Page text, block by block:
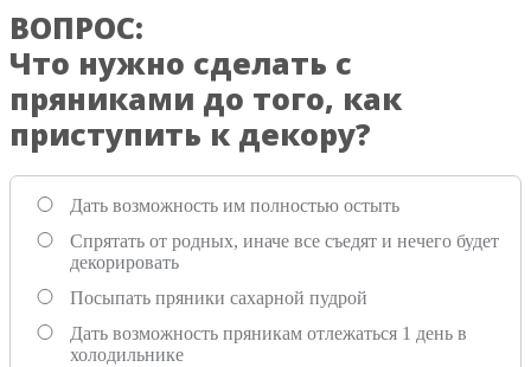
ВОПРОС:
Что нужно сделать с
пряниками до того, как
приступить к декору?
Дать возможность им полностью остыть
Спрятать от родных, иначе все съедят и нечего будет
декорировать
Посыпать пряники сахарной пудрой
Дать возможность пряникам отлежаться 1 день в
холодильнике